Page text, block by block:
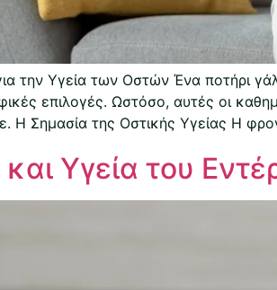
την Υγεία των Οστών Ένα ποτήρι
επιλογές. Ωστόσο, αυτές οι
Σημασία της Οστικής Υγείας Η
Υγεία του